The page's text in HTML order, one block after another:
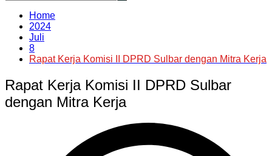
Home
2024
Juli
8
Rapat Kerja Komisi II DPRD Sulbar dengan Mitra Kerja
Rapat Kerja Komisi II DPRD Sulbar
dengan Mitra Kerja